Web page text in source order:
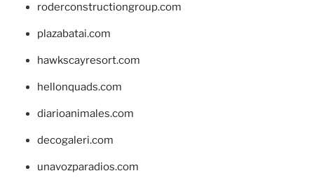
roderconstructiongroup.com
plazabatai.com
hawkscayresort.com
hellonquads.com
diarioanimales.com
decogaleri.com
unavozparadios.com